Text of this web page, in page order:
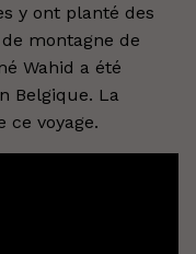
y ont planté des
montagne de
Wahid a été
Belgique. La
ce voyage.